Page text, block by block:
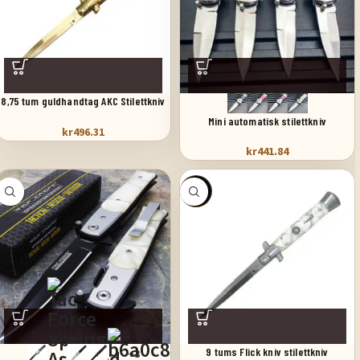
8,75 tum guldhandtag AKC Stilettkniv
kr496.31
Mini automatisk stilettkniv
kr441.84
+3
SALE
9 tums Flick kniv stilettkniv